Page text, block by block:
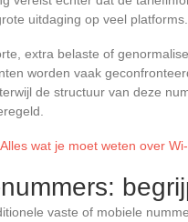
uitdaging op veel platforms.
extra belaste of
worden vaak
de structuur van deze
Alles wat je moet weten over
vaste of mobiele